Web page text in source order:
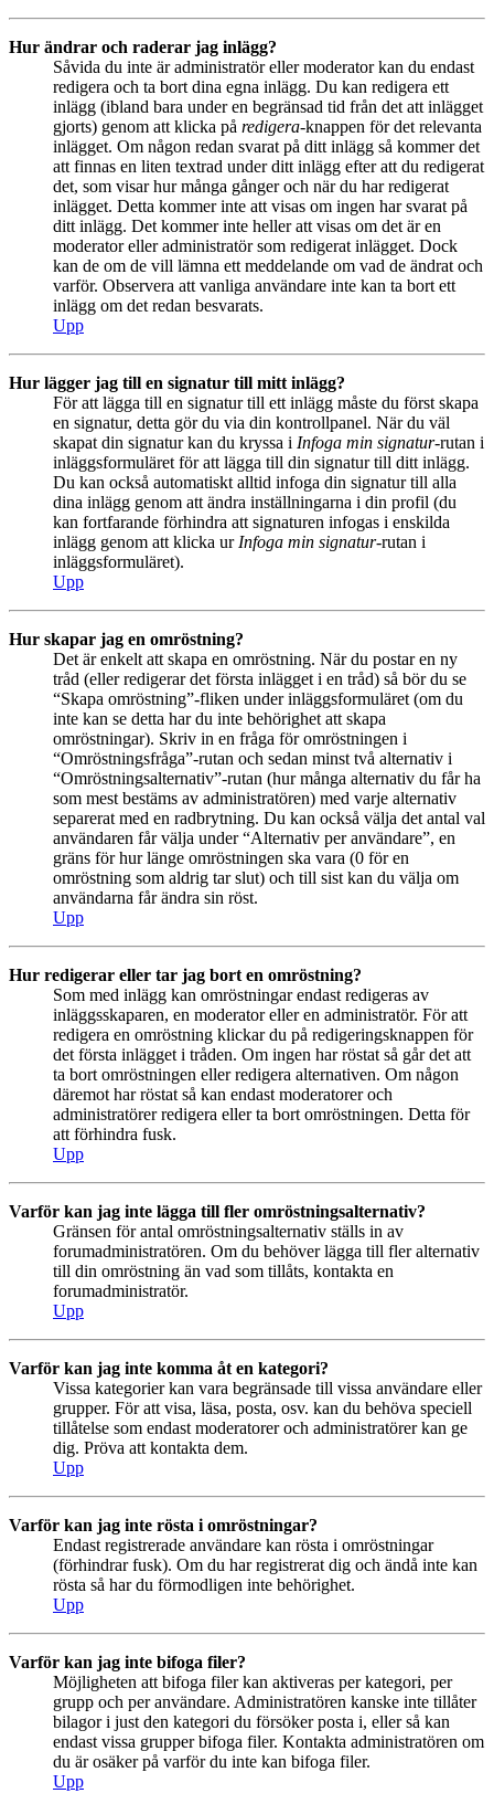
Hur ändrar och raderar jag inlägg?
Såvida du inte är administratör eller moderator kan du endast
redigera och ta bort dina egna inlägg. Du kan redigera ett
inlägg (ibland bara under en begränsad tid från det att inlägget
gjorts) genom att klicka på redigera-knappen för det relevanta
inlägget. Om någon redan svarat på ditt inlägg så kommer det
att finnas en liten textrad under ditt inlägg efter att du redigerat
det, som visar hur många gånger och när du har redigerat
inlägget. Detta kommer inte att visas om ingen har svarat på
ditt inlägg. Det kommer inte heller att visas om det är en
moderator eller administratör som redigerat inlägget. Dock
kan de om de vill lämna ett meddelande om vad de ändrat och
varför. Observera att vanliga användare inte kan ta bort ett
inlägg om det redan besvarats.
Upp
Hur lägger jag till en signatur till mitt inlägg?
För att lägga till en signatur till ett inlägg måste du först skapa
en signatur, detta gör du via din kontrollpanel. När du väl
skapat din signatur kan du kryssa i Infoga min signatur-rutan i
inläggsformuläret för att lägga till din signatur till ditt inlägg.
Du kan också automatiskt alltid infoga din signatur till alla
dina inlägg genom att ändra inställningarna i din profil (du
kan fortfarande förhindra att signaturen infogas i enskilda
inlägg genom att klicka ur Infoga min signatur-rutan i
inläggsformuläret).
Upp
Hur skapar jag en omröstning?
Det är enkelt att skapa en omröstning. När du postar en ny
tråd (eller redigerar det första inlägget i en tråd) så bör du se
“Skapa omröstning”-fliken under inläggsformuläret (om du
inte kan se detta har du inte behörighet att skapa
omröstningar). Skriv in en fråga för omröstningen i
“Omröstningsfråga”-rutan och sedan minst två alternativ i
“Omröstningsalternativ”-rutan (hur många alternativ du får ha
som mest bestäms av administratören) med varje alternativ
separerat med en radbrytning. Du kan också välja det antal val
användaren får välja under “Alternativ per användare”, en
gräns för hur länge omröstningen ska vara (0 för en
omröstning som aldrig tar slut) och till sist kan du välja om
användarna får ändra sin röst.
Upp
Hur redigerar eller tar jag bort en omröstning?
Som med inlägg kan omröstningar endast redigeras av
inläggsskaparen, en moderator eller en administratör. För att
redigera en omröstning klickar du på redigeringsknappen för
det första inlägget i tråden. Om ingen har röstat så går det att
ta bort omröstningen eller redigera alternativen. Om någon
däremot har röstat så kan endast moderatorer och
administratörer redigera eller ta bort omröstningen. Detta för
att förhindra fusk.
Upp
Varför kan jag inte lägga till fler omröstningsalternativ?
Gränsen för antal omröstningsalternativ ställs in av
forumadministratören. Om du behöver lägga till fler alternativ
till din omröstning än vad som tillåts, kontakta en
forumadministratör.
Upp
Varför kan jag inte komma åt en kategori?
Vissa kategorier kan vara begränsade till vissa användare eller
grupper. För att visa, läsa, posta, osv. kan du behöva speciell
tillåtelse som endast moderatorer och administratörer kan ge
dig. Pröva att kontakta dem.
Upp
Varför kan jag inte rösta i omröstningar?
Endast registrerade användare kan rösta i omröstningar
(förhindrar fusk). Om du har registrerat dig och ändå inte kan
rösta så har du förmodligen inte behörighet.
Upp
Varför kan jag inte bifoga filer?
Möjligheten att bifoga filer kan aktiveras per kategori, per
grupp och per användare. Administratören kanske inte tillåter
bilagor i just den kategori du försöker posta i, eller så kan
endast vissa grupper bifoga filer. Kontakta administratören om
du är osäker på varför du inte kan bifoga filer.
Upp